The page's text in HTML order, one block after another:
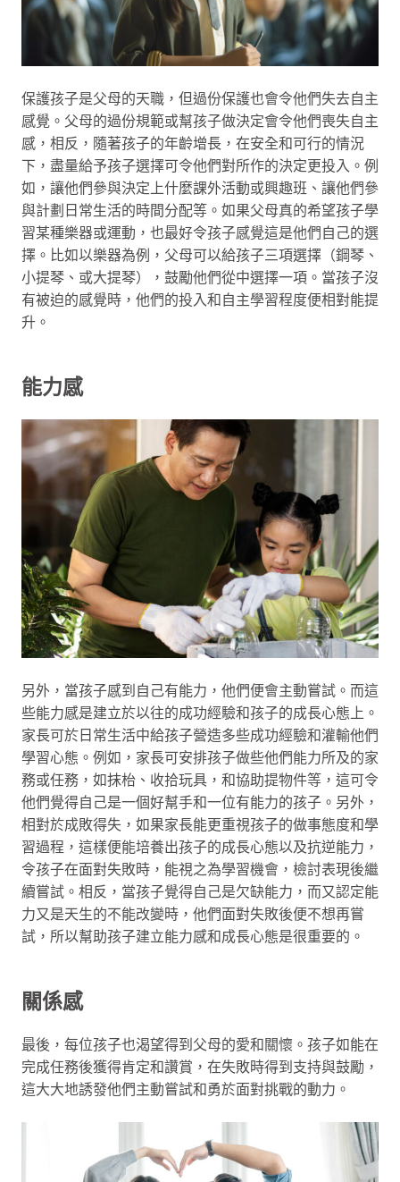
保護孩子是父母的天職，但過份保護也會令他們失去自主
感覺。父母的過份規範或幫孩子做決定會令他們喪失自主
感，相反，隨著孩子的年齡增長，在安全和可行的情況
下，盡量給予孩子選擇可令他們對所作的決定更投入。例
如，讓他們參與決定上什麼課外活動或興趣班、讓他們參
與計劃日常生活的時間分配等。如果父母真的希望孩子學
習某種樂器或運動，也最好令孩子感覺這是他們自己的選
擇。比如以樂器為例，父母可以給孩子三項選擇（鋼琴、
小提琴、或大提琴），鼓勵他們從中選擇一項。當孩子沒
有被迫的感覺時，他們的投入和自主學習程度便相對能提
升。
能力感
另外，當孩子感到自己有能力，他們便會主動嘗試。而這
些能力感是建立於以往的成功經驗和孩子的成長心態上。
家長可於日常生活中給孩子營造多些成功經驗和灌輸他們
學習心態。例如，家長可安排孩子做些他們能力所及的家
務或任務，如抹枱、收拾玩具，和協助提物件等，這可令
他們覺得自己是一個好幫手和一位有能力的孩子。另外，
相對於成敗得失，如果家長能更重視孩子的做事態度和學
習過程，這樣便能培養出孩子的成長心態以及抗逆能力，
令孩子在面對失敗時，能視之為學習機會，檢討表現後繼
續嘗試。相反，當孩子覺得自己是欠缺能力，而又認定能
力又是天生的不能改變時，他們面對失敗後便不想再嘗
試，所以幫助孩子建立能力感和成長心態是很重要的。
關係感
最後，每位孩子也渴望得到父母的愛和關懷。孩子如能在
完成任務後獲得肯定和讚賞，在失敗時得到支持與鼓勵，
這大大地誘發他們主動嘗試和勇於面對挑戰的動力。